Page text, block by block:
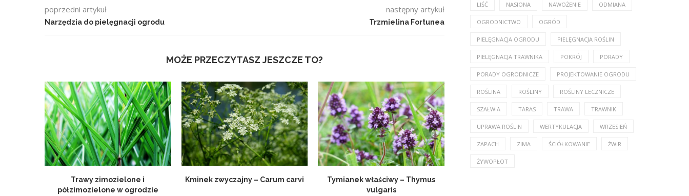
poprzedni artykuł
Narzędzia do pielęgnacji ogrodu
następny artykuł
Trzmielina Fortunea
MOŻE PRZECZYTASZ JESZCZE TO?
Trawy zimozielone i
półzimozielone w ogrodzie
Kminek zwyczajny – Carum carvi
Tymianek właściwy – Thymus
vulgaris
LIŚĆ NASIONA NAWOŻENIE ODMIANA
OGRODNICTWO OGRÓD
PIELĘGNACJA OGRODU PIELĘGNACJA ROŚLIN
PIELĘGNACJA TRAWNIKA POKRÓJ PORADY
PORADY OGRODNICZE PROJEKTOWANIE OGRODU
ROŚLINA ROŚLINY ROŚLINY LECZNICZE
SZAŁWIA TARAS TRAWA TRAWNIK
UPRAWA ROŚLIN WERTYKULACJA WRZESIEŃ
ZAPACH ZIMA ŚCIÓŁKOWANIE ŻWIR
ŻYWOPŁOT